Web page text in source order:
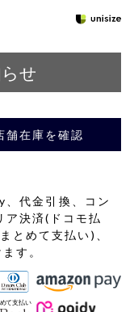
せ
舗在庫を確認
代金引換、コン
ア決済(ドコモ払
とめて支払い)、
す。